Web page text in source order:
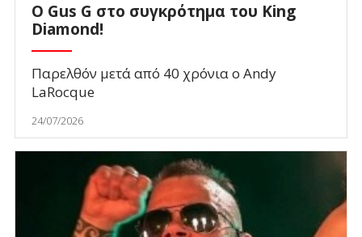
O Gus G στο συγκρότημα του King
Diamond!
Παρελθόν μετά από 40 χρόνια ο Andy
LaRocque
24/07/2026